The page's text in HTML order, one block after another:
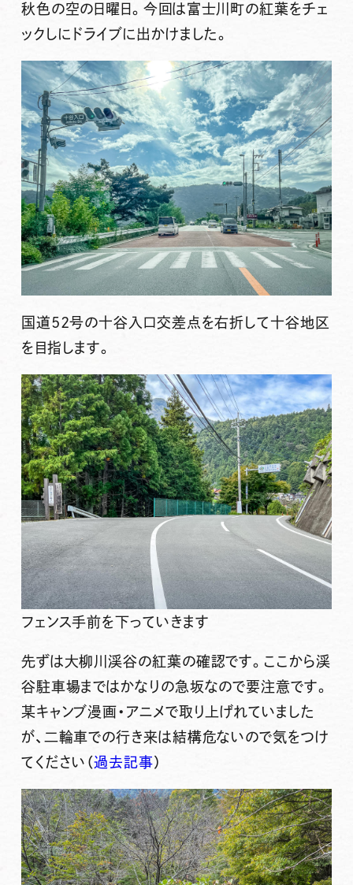
秋色の空の日曜日。今回は富士川町の紅葉をチェ
ックしにドライブに出かけました。
国道52号の十谷入口交差点を右折して十谷地区
を目指します。
フェンス手前を下っていきます
先ずは大柳川渓谷の紅葉の確認です。ここから渓
谷駐車場まではかなりの急坂なので要注意です。
某キャンブ漫画・アニメで取り上げれていました
が、二輪車での行き来は結構危ないので気をつけ
てください（過去記事）